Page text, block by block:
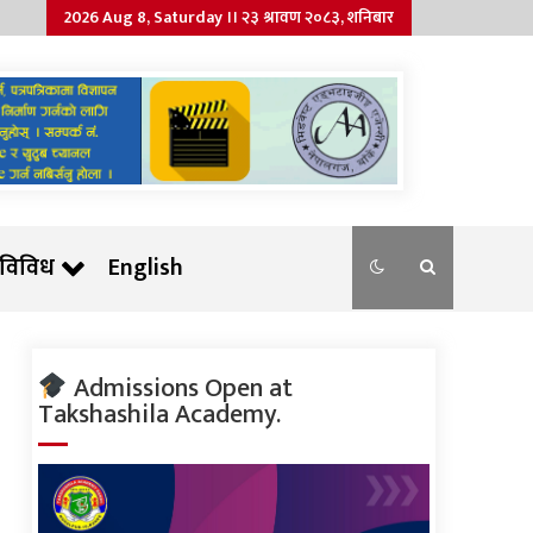
2026 Aug 8, Saturday ।। २३ श्रावण २०८३, शनिबार
विविध English
Admissions Open at
Takshashila Academy.